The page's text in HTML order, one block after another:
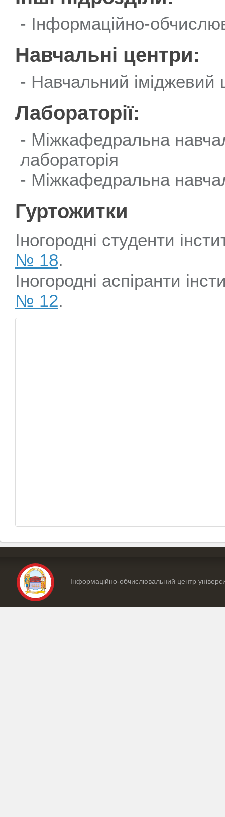
Інформаційно-
Навчальні центри:
Навчальний іміджевий
Лабораторії:
Міжкафедральна
лабораторія
Міжкафедральна
Гуртожитки
Іногородні студенти
№ 18.
Іногородні аспіранти
№ 12.
Інформаційно-обчислювальний центр